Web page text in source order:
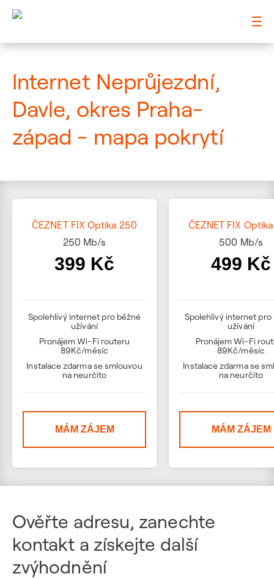
Internet Neprůjezdní,
Davle, okres Praha-
západ - mapa pokrytí
ČEZNET FIX Optika 250
250 Mb/s
399 Kč
Spolehlivý internet pro běžné
užívání
Pronájem Wi-Fi routeru
89Kč/měsíc
Instalace zdarma se smlouvou
na neurčito
MÁM ZÁJEM
ČEZNET FIX
500 Mb/s
499 Kč
Spolehlivý internet pro
užívání
Pronájem Wi-Fi
89Kč/měsíc
Instalace zdarma se
na neurčito
MÁM ZÁJEM
Ověřte adresu, zanechte
kontakt a získejte další
zvýhodnění
: Mapa pokrytí ulice